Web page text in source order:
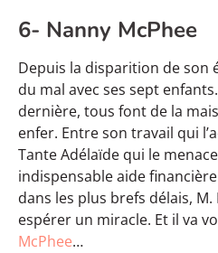
6- Nanny McPhee
Depuis la disparition de son
du mal avec ses sept
dernière, tous font de la
enfer. Entre son travail qui
Tante Adélaïde qui le
indispensable aide
dans les plus brefs délais,
espérer un miracle. Et il va
McPhee…